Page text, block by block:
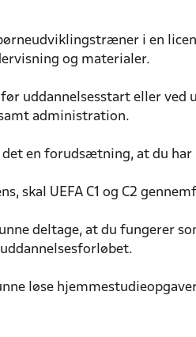
i en
og materialer.
før uddannelsesstart eller
administration.
en forudsætning, at du har
skal UEFA C1 og C2
deltage, at du fungerer
løse